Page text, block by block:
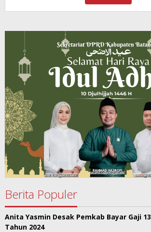
Berita Populer
Anita Yasmin Desak Pemkab Bayar Gaji 13
Tahun 2024